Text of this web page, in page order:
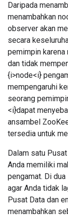
Daripada
menambahkan
observer akan
secara
pemimpin karena
dan tidak
{i>node<i}
mempengaruhi
seorang
<i}dapat
ansambel
tersedia untuk
Dalam satu
Anda memiliki
pengamat. Di
agar Anda tidak
Pusat Data dan
menambahkan